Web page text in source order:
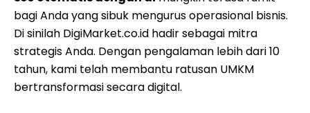
bagi Anda yang sibuk mengurus operasional bisnis.
Di sinilah DigiMarket.co.id hadir sebagai mitra
strategis Anda. Dengan pengalaman lebih dari 10
tahun, kami telah membantu ratusan UMKM
bertransformasi secara digital.